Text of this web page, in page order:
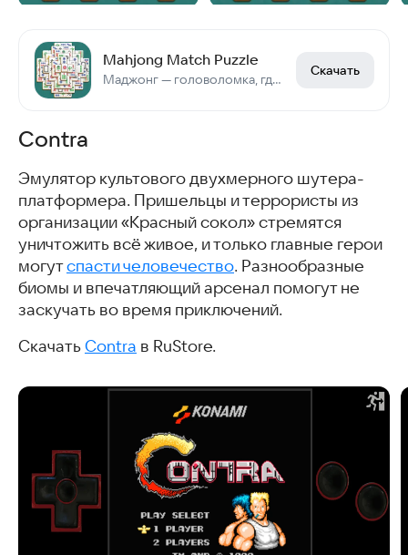
Mahjong Match Puzzle
Маджонг — головоломка, где нужно собрать комбинации косточек.
Скачать
Contra
Эмулятор культового двухмерного шутера-
платформера. Пришельцы и террористы из
организации «Красный сокол» стремятся
уничтожить всё живое, и только главные герои
могутспасти человечество. Разнообразные
биомы и впечатляющий арсенал помогут не
заскучать во время приключений.
Скачать Contra в RuStore.